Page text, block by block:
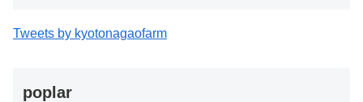
Tweets by kyotonagaofarm
poplar